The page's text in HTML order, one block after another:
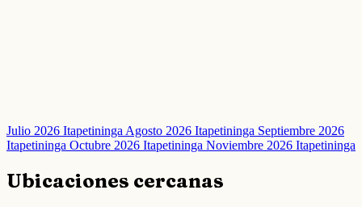
Julio 2026 Itapetininga Agosto 2026 Itapetininga Septiembre 2026
Itapetininga Octubre 2026 Itapetininga Noviembre 2026 Itapetininga
Ubicaciones cercanas